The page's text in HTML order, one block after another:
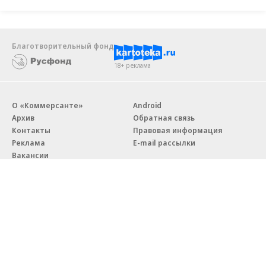
Благотворительный фонд
18+ реклама
О «Коммерсанте»
Архив
Контакты
Реклама
Вакансии
Android
Обратная связь
Правовая информация
E-mail рассылки